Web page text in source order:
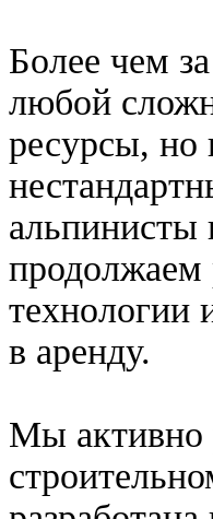
Более чем
любой
ресурсы, но
альпинисты
продолжаем
технологии
в аренду.
Мы активно